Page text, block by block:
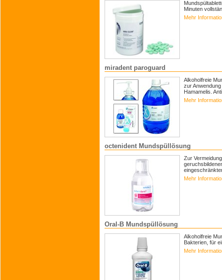
Minuten
Mehr
miradent paroguard
Alkoholfreie
zur
Hamamelis.
Mehr
octenident Mundspüllösung
Zur
Mehr
Oral-B Mundspüllösung
Alkoholfreie
Bakterien, für
Mehr